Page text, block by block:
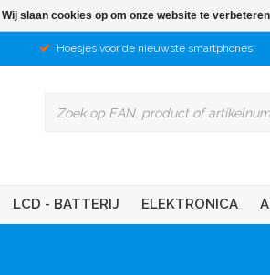
Hoesjes voor de nieuwste smartphones
LCD - BATTERIJ ELEKTRONICA
Wij slaan cookies op om onze website te